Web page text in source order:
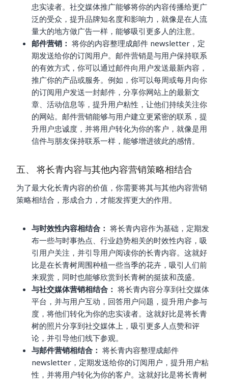
忠实读者。社交媒体推广能够将你的内容传播给更广
泛的受众，提升品牌知名度和影响力，就像是在人流
量大的地方做广告一样，能够吸引更多人的注意。
邮件营销： 将你的内容整理成邮件 newsletter，定
期发送给你的订阅用户。邮件营销是与用户保持联系
的有效方式，你可以通过邮件向用户发送最新内容，
推广你的产品或服务。例如，你可以每周或每月向你
的订阅用户发送一封邮件，分享你网站上的最新文
章、活动信息等，提升用户粘性，让他们持续关注你
的网站。邮件营销能够与用户建立更紧密的联系，提
升用户忠诚度，并将用户转化为你的客户，就像是用
信件与朋友保持联系一样，能够增进彼此的感情。
五、 将长青内容与其他内容营销策略相结合
为了最大化长青内容的价值，你需要将其与其他内容营销
策略相结合，形成合力，才能发挥更大的作用。
与时效性内容相结合： 将长青内容作为基础，定期发
布一些与时事热点、行业趋势相关的时效性内容，吸
引用户关注，并引导用户阅读你的长青内容。这就好
比是在长青树周围种植一些当季的花卉，吸引人们前
来观赏，同时也能够欣赏到长青树的挺拔和茂盛。
与社交媒体营销相结合： 将长青内容分享到社交媒体
平台，并与用户互动，回答用户问题，提升用户参与
度，将他们转化为你的忠实读者。这就好比是将长青
树的照片分享到社交媒体上，吸引更多人点赞和评
论，并引导他们线下参观。
与邮件营销相结合： 将长青内容整理成邮件
newsletter，定期发送给你的订阅用户，提升用户粘
性，并将用户转化为你的客户。这就好比是将长青树